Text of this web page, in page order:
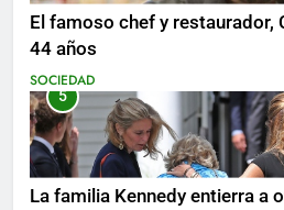
El famoso chef y restaurador,
44 años
SOCIEDAD
5
La familia Kennedy entierra a